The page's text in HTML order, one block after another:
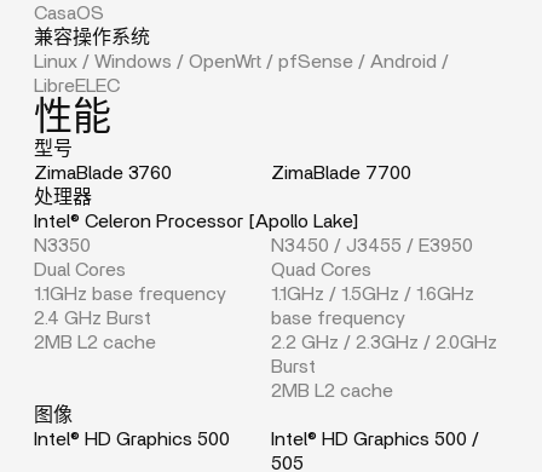
CasaOS
兼容操作系统
Linux / Windows / OpenWrt / pfSense / Android /
LibreELEC
性能
型号
ZimaBlade 3760
ZimaBlade 7700
处理器
Intel® Celeron Processor [Apollo Lake]
N3350
Dual Cores
1.1GHz base frequency
2.4 GHz Burst
2MB L2 cache
N3450 / J3455 / E3950
Quad Cores
1.1GHz / 1.5GHz / 1.6GHz
base frequency
2.2 GHz / 2.3GHz / 2.0GHz
Burst
2MB L2 cache
图像
Intel® HD Graphics 500
Intel® HD Graphics 500 /
505